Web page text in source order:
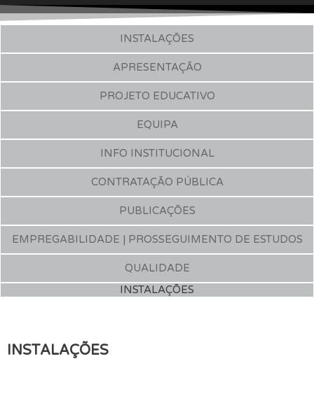
INSTALAÇÕES
APRESENTAÇÃO
PROJETO EDUCATIVO
EQUIPA
INFO INSTITUCIONAL
CONTRATAÇÃO PÚBLICA
PUBLICAÇÕES
EMPREGABILIDADE | PROSSEGUIMENTO DE ESTUDOS
QUALIDADE
INSTALAÇÕES
INSTALAÇÕES